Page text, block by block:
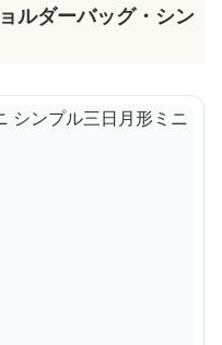
ルダーバッグ・シン